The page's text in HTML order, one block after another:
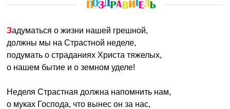
Задуматься о жизни нашей грешной,
должны мы на Страстной неделе,
подумать о страданиях Христа тяжелых,
о нашем бытие и о земном уделе!
Неделя Страстная должна напомнить нам,
о муках Господа, что вынес он за нас,